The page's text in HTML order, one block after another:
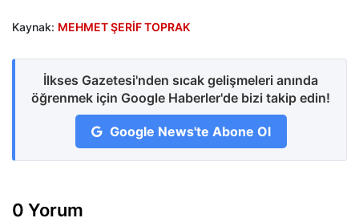
Kaynak: MEHMET ŞERİF TOPRAK
İlkses Gazetesi'nden sıcak gelişmeleri anında
öğrenmek için Google Haberler'de bizi takip edin!
Google News'te Abone Ol
0 Yorum